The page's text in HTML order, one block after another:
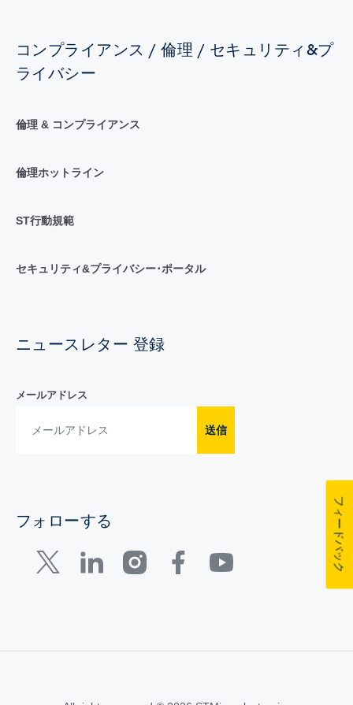
コンプライアンス / 倫理 / セキュリティ&プ
ライバシー
倫理 & コンプライアンス
倫理ホットライン
ST行動規範
セキュリティ&プライバシー･ポータル
ニュースレター 登録
メールアドレス
送信
フォローする フィードバック